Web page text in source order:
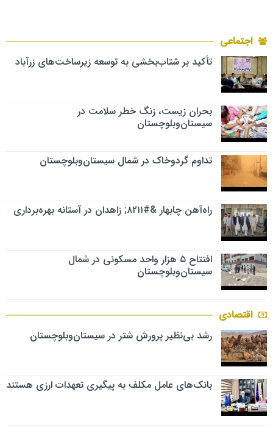
اجتماعی
تأکید بر شتاب‌بخشی به توسعه زیرساخت‌های زرآباد
بحران زیست، زنگ خطر سلامت در
سیستان‌وبلوچستان
تداوم گردوخاک در شمال سیستان‌وبلوچستان
راه‌آهن چابهار &#۸۲۱۱; زاهدان در آستانه بهره‌برداری
افتتاح ۵ هزار واحد مسکونی در شمال
سیستان‌وبلوچستان
اقتصادی
رشد بی‌نظیر پرورش شتر در سیستان‌وبلوچستان
بانک‌های عامل مکلف به پیگیری تعهدات ارزی هستند